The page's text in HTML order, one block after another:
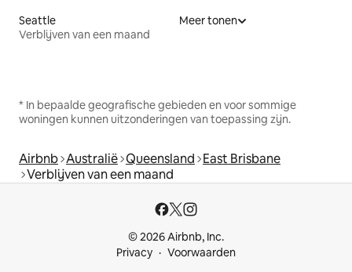
Seattle
Verblijven van een maand
Meer tonen
* In bepaalde geografische gebieden en voor sommige
woningen kunnen uitzonderingen van toepassing zijn.
Airbnb Australië Queensland East Brisbane
Verblijven van een maand
© 2026 Airbnb, Inc.
Privacy
Voorwaarden